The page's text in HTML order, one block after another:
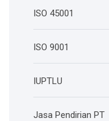
ISO 45001
ISO 9001
IUPTLU
Jasa Pendirian PT